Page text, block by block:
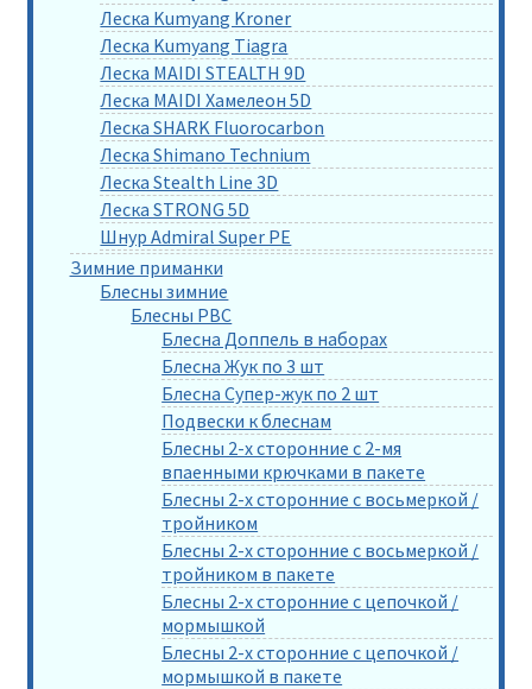
Леска Kumyang Kroner
Леска Kumyang Tiagra
Леска MAIDI STEALTH 9D
Леска MAIDI Хамелеон 5D
Леска SHARK Fluorocarbon
Леска Shimano Technium
Леска Stealth Line 3D
Леска STRONG 5D
Шнур Admiral Super PE
Зимние приманки
Блесны зимние
Блесны РВС
Блесна Доппель в наборах
Блесна Жук по 3 шт
Блесна Супер-жук по 2 шт
Подвески к блеснам
Блесны 2-х сторонние с 2-мя
впаенными крючками в пакете
Блесны 2-х сторонние с восьмеркой /
тройником
Блесны 2-х сторонние с восьмеркой /
тройником в пакете
Блесны 2-х сторонние с цепочкой /
мормышкой
Блесны 2-х сторонние с цепочкой /
мормышкой в пакете